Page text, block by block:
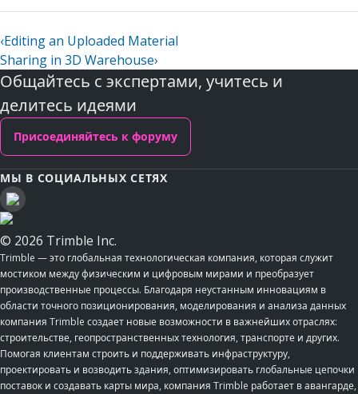
‹Editing an Uploaded Material
Sharing in 3D Warehouse›
Общайтесь с экспертами, учитесь и
делитесь идеями
Присоединяйтесь к форуму
МЫ В СОЦИАЛЬНЫХ СЕТЯХ
© 2026 Trimble Inc.
Trimble — это глобальная технологическая компания, которая служит
мостиком между физическим и цифровым мирами и преобразует
производственные процессы. Благодаря неустанным инновациям в
области точного позиционирования, моделирования и анализа данных
компания Trimble создает новые возможности в важнейших отраслях:
строительстве, геопространственных технология, транспорте и других.
Помогая клиентам строить и поддерживать инфраструктуру,
проектировать и возводить здания, оптимизировать глобальные цепочки
поставок и создавать карты мира, компания Trimble работает в авангарде,